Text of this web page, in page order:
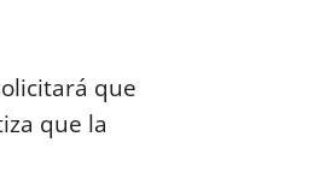
que
que la